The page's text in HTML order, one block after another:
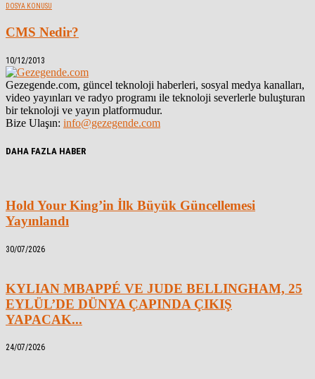
DOSYA KONUSU
CMS Nedir?
10/12/2013
Gezegende.com, güncel teknoloji haberleri, sosyal medya kanalları,
video yayınları ve radyo programı ile teknoloji severlerle buluşturan
bir teknoloji ve yayın platformudur.
Bize Ulaşın: info@gezegende.com
DAHA FAZLA HABER
Hold Your King’in İlk Büyük Güncellemesi
Yayınlandı
30/07/2026
KYLIAN MBAPPÉ VE JUDE BELLINGHAM, 25
EYLÜL’DE DÜNYA ÇAPINDA ÇIKIŞ
YAPACAK...
24/07/2026